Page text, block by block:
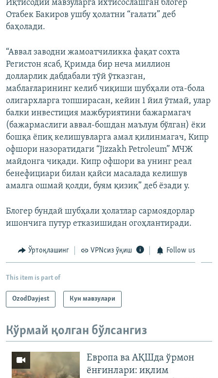
Иқтисодий мавзуларга ихтисослашган блогер
Отабек Бакиров ушбу ҳолатни “ғалати” деб
баҳолади.
“Аввал заводни жамоатчиликка фақат сохта
Регистон ясаб, Қримда бир неча миллион
долларлик дабдабали тўй ўтказган,
маблағларининг келиб чиқиши шубҳали ота-бола
олигархларга топширасан, кейин 1 йил ўтмай, улар
балки инвестиция мажбуриятини бажармагач
(бажармаслиги аввал-бошдан маълум бўлган) ёки
бошқа ёпиқ келишувларга амал қилинмагач, Кипр
офшори назоратидаги “Jizzakh Petroleum” МЧЖ
майдонга чиқади. Кипр офшори ва унинг реал
бенефициари билан қайси масалада келишув
амалга ошмай қолди, буям қизиқ” деб ёзади у.
Блогер бундай шубҳали ҳолатлар сармоядорлар
ишончига путур етказишидан огоҳлантиради.
Ўртоқлашинг VPNсиз ўқиш Follow us
This item is part of
OzodDayjest Кун мавзулари
Кўрмай қолган бўлсангиз
Европа ва АҚШда ўрмон
ёнғинлари: иқлим